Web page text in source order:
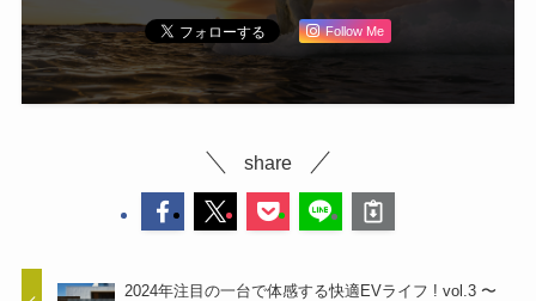
Follow Me
share
2024年注目の一台で体感する快適EVライフ ! vol.3 〜